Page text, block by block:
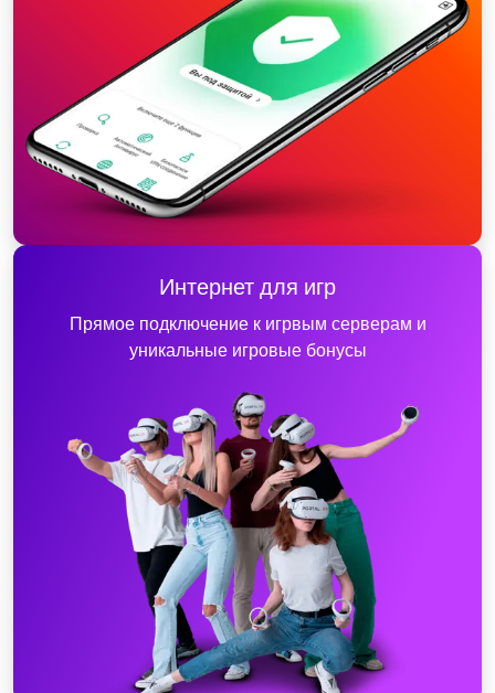
Интернет для игр
Прямое подключение к игрвым серверам и
уникальные игровые бонусы